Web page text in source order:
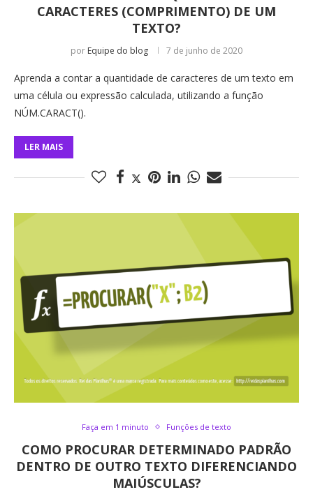
CARACTERES (COMPRIMENTO) DE UM
TEXTO?
por Equipe do blog 7 de junho de 2020
Aprenda a contar a quantidade de caracteres de um texto em
uma célula ou expressão calculada, utilizando a função
NÚM.CARACT().
LER MAIS
Faça em 1 minuto Funções de texto
COMO PROCURAR DETERMINADO PADRÃO
DENTRO DE OUTRO TEXTO DIFERENCIANDO
MAIÚSCULAS?